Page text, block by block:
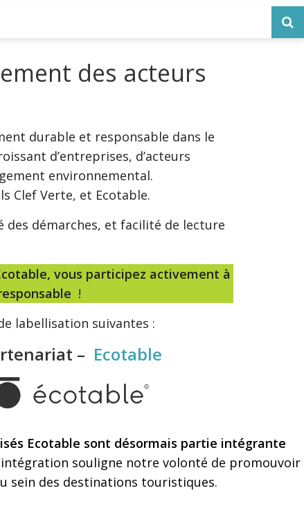
des acteurs
durable et responsable dans le
d’entreprises, d’acteurs
environnemental.
Clef Verte, et Ecotable.
démarches, et facilité de lecture
vous participez activement à
!
labellisation suivantes :
– Ecotable
Ecotable sont désormais partie intégrante
souligne notre volonté de promouvoir
sein des destinations touristiques.